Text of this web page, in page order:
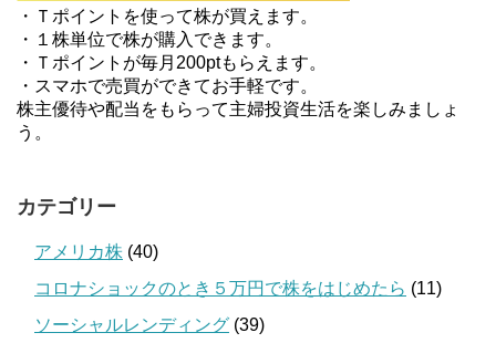
・Ｔポイントを使って株が買えます。
・１株単位で株が購入できます。
・Ｔポイントが毎月200ptもらえます。
・スマホで売買ができてお手軽です。
株主優待や配当をもらって主婦投資生活を楽しみましょ
う。
カテゴリー
アメリカ株 (40)
コロナショックのとき５万円で株をはじめたら (11)
ソーシャルレンディング (39)